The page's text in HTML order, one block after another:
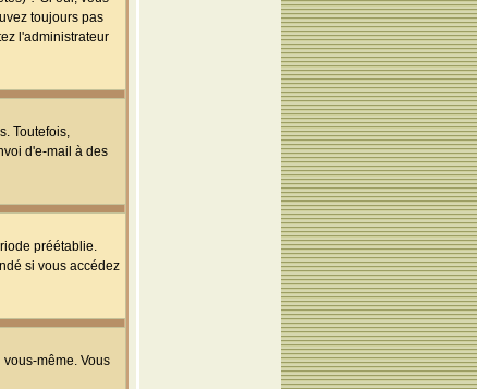
toujours pas
l'administrateur
Toutefois,
d'e-mail à des
préétablie.
si vous accédez
même. Vous